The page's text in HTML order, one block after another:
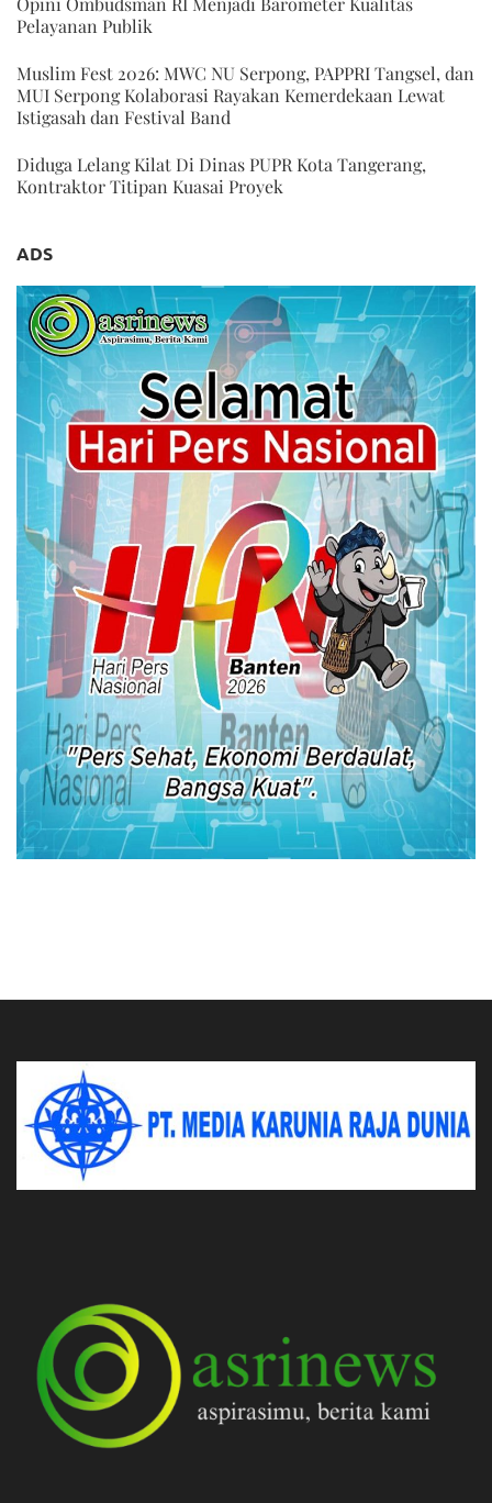
Pelayanan Publik
Muslim Fest 2026: MWC NU Serpong, PAPPRI Tangsel, dan
MUI Serpong Kolaborasi Rayakan Kemerdekaan Lewat
Istigasah dan Festival Band
Diduga Lelang Kilat Di Dinas PUPR Kota Tangerang,
Kontraktor Titipan Kuasai Proyek
ADS